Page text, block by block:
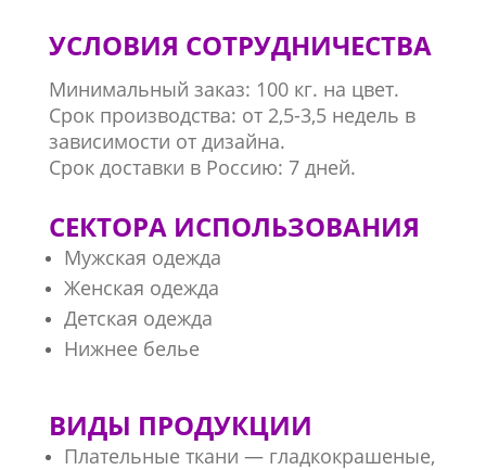
УСЛОВИЯ СОТРУДНИЧЕСТВА
Минимальный заказ: 100 кг. на цвет.
Срок производства: от 2,5-3,5 недель в
зависимости от дизайна.
Срок доставки в Россию: 7 дней.
СЕКТОРА ИСПОЛЬЗОВАНИЯ
Мужская одежда
Женская одежда
Детская одежда
Нижнее белье
ВИДЫ ПРОДУКЦИИ
Плательные ткани — гладкокрашеные,